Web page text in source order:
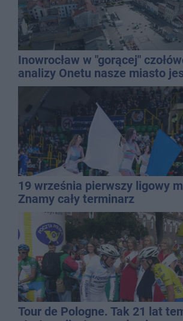
Inowrocław w "gorącej"
analizy Onetu nasze miasto
najbardziej narażonych na
19 września pierwszy ligowy
Znamy cały terminarz
Tour de Pologne. Tak 21 lat